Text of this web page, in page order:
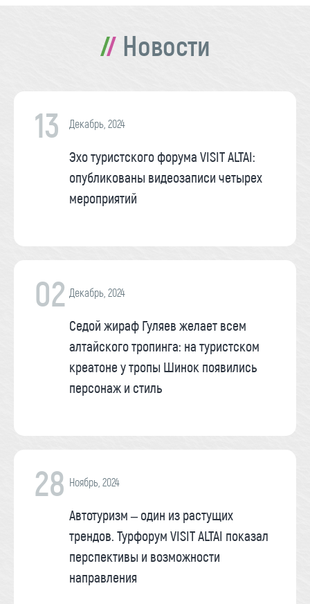
Новости
13 Декабрь, 2024
Эхо туристского форума VISIT ALTAI:
опубликованы видеозаписи четырех
мероприятий
02 Декабрь, 2024
Седой жираф Гуляев желает всем
алтайского тропинга: на туристском
креатоне у тропы Шинок появились
персонаж и стиль
28 Ноябрь, 2024
Автотуризм – один из растущих
трендов. Турфорум VISIT ALTAI показал
перспективы и возможности
направления